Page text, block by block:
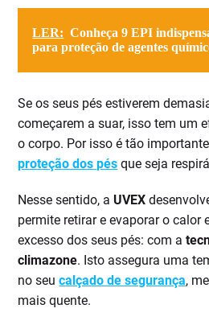
LER: Conheça 9 EPI
para proteção de agentes
Se os seus pés estiverem
começarem a suar, isso tem um
o corpo. Por isso é tão
proteção dos pés que seja
Nesse sentido, a UVEX
permite retirar e evaporar o calor
excesso dos seus pés: com a
climazone. Isto assegura uma
no seucalçado de segurança,
mais quente.